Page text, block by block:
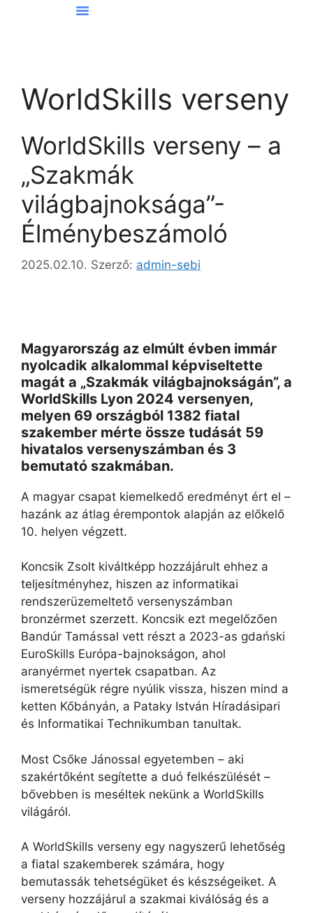
WorldSkills verseny
WorldSkills verseny – a
„Szakmák
világbajnoksága”-
Élménybeszámoló
2025.02.10. Szerző: admin-sebi
Magyarország az elmúlt évben immár
nyolcadik alkalommal képviseltette
magát a „Szakmák világbajnokságán”, a
WorldSkills Lyon 2024 versenyen,
melyen 69 országból 1382 fiatal
szakember mérte össze tudását 59
hivatalos versenyszámban és 3
bemutató szakmában.
A magyar csapat kiemelkedő eredményt ért el –
hazánk az átlag érempontok alapján az előkelő
10. helyen végzett.
Koncsik Zsolt kiváltképp hozzájárult ehhez a
teljesítményhez, hiszen az informatikai
rendszerüzemeltető versenyszámban
bronzérmet szerzett. Koncsik ezt megelőzően
Bandúr Tamással vett részt a 2023-as gdański
EuroSkills Európa-bajnokságon, ahol
aranyérmet nyertek csapatban. Az
ismeretségük régre nyúlik vissza, hiszen mind a
ketten Kőbányán, a Pataky István Híradásipari
és Informatikai Technikumban tanultak.
Most Csőke Jánossal egyetemben – aki
szakértőként segítette a duó felkészülését –
bővebben is meséltek nekünk a WorldSkills
világáról.
A WorldSkills verseny egy nagyszerű lehetőség
a fiatal szakemberek számára, hogy
bemutassák tehetségüket és készségeiket. A
verseny hozzájárul a szakmai kiválóság és a